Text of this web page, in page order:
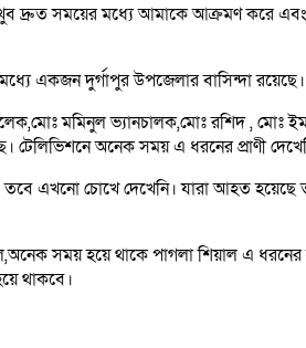
দ্রুত সময়ের মধ্যে আমাকে আক্রমণ
দুর্গাপুর উপজেলার বাসিন্দা
মমিনুল ভ্যানচালক,মোঃ রশিদ , মোঃ
টেলিভিশনে অনেক সময় এ ধরনের প্রাণী
এখনো চোখে দেখেনি। যারা আহত হয়েছে
সময় হয়ে থাকে পাগলা শিয়াল এ
থাকবে।